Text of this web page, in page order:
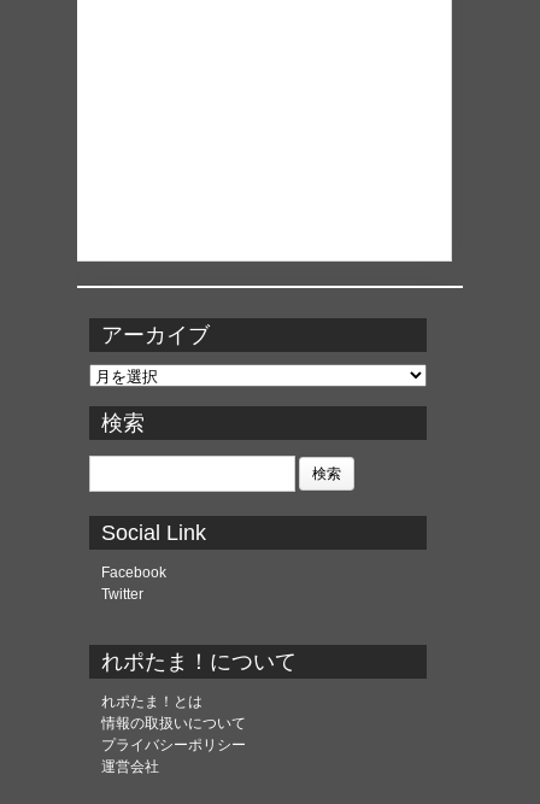
アーカイブ
ア
カ
イ
ブ
検索
検
Social Link
Facebook
Twitter
れポたま！について
れポたま！とは
情報の取扱いについて
プライバシーポリシー
運営会社